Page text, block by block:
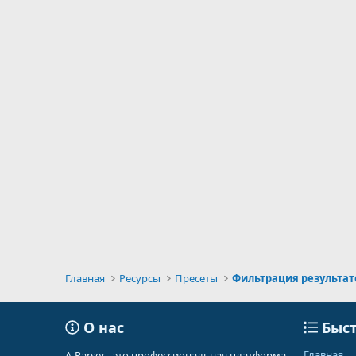
Главная Ресурсы Пресеты Фильтрация
О нас